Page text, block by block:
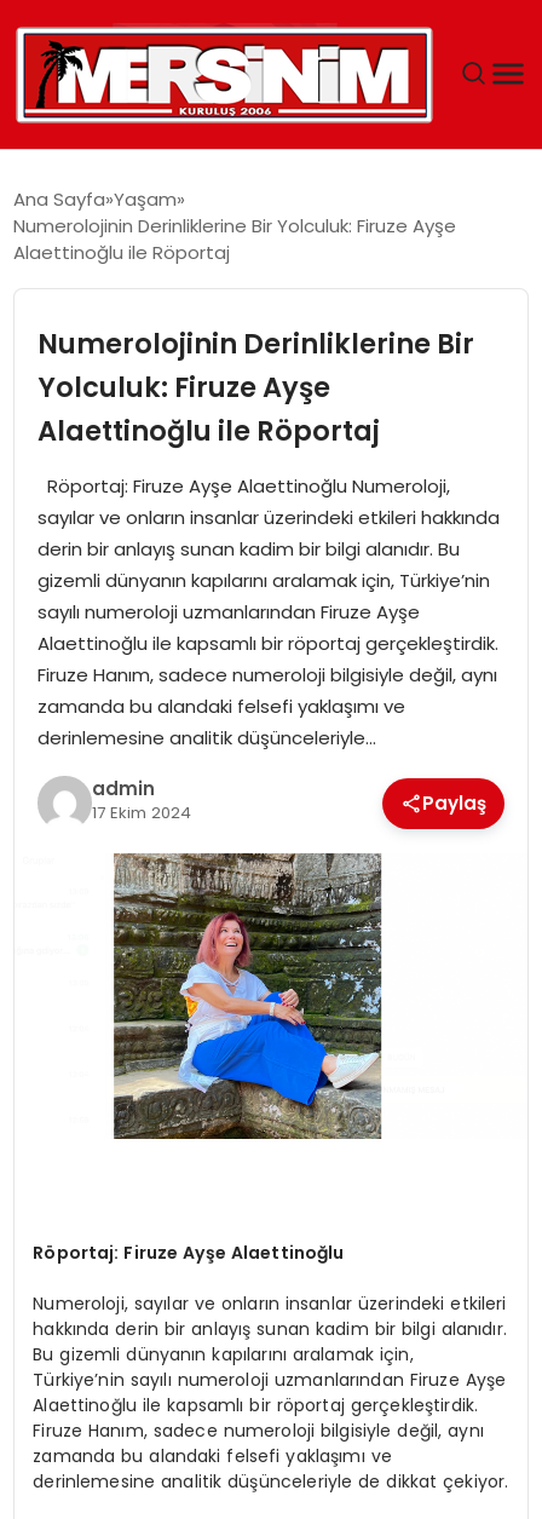
YAŞAM
EĞITIM
SPOR
EKONOMI
MAGAZIN
DÜNYA
OTOMOBIL
Ana Sayfa Yaşam
Numerolojinin Derinliklerine Bir Yolculuk: Firuze Ayşe
Alaettinoğlu ile Röportaj
Numerolojinin Derinliklerine Bir
Yolculuk: Firuze Ayşe
Alaettinoğlu ile Röportaj
Röportaj: Firuze Ayşe Alaettinoğlu Numeroloji,
sayılar ve onların insanlar üzerindeki etkileri hakkında
derin bir anlayış sunan kadim bir bilgi alanıdır. Bu
gizemli dünyanın kapılarını aralamak için, Türkiye’nin
sayılı numeroloji uzmanlarından Firuze Ayşe
Alaettinoğlu ile kapsamlı bir röportaj gerçekleştirdik.
Firuze Hanım, sadece numeroloji bilgisiyle değil, aynı
zamanda bu alandaki felsefi yaklaşımı ve
derinlemesine analitik düşünceleriyle…
admin
17 Ekim 2024 Paylaş
Röportaj: Firuze Ayşe Alaettinoğlu
Numeroloji, sayılar ve onların insanlar üzerindeki etkileri
hakkında derin bir anlayış sunan kadim bir bilgi alanıdır.
Bu gizemli dünyanın kapılarını aralamak için,
Türkiye’nin sayılı numeroloji uzmanlarından Firuze Ayşe
Alaettinoğlu ile kapsamlı bir röportaj gerçekleştirdik.
Firuze Hanım, sadece numeroloji bilgisiyle değil, aynı
zamanda bu alandaki felsefi yaklaşımı ve
derinlemesine analitik düşünceleriyle de dikkat çekiyor.